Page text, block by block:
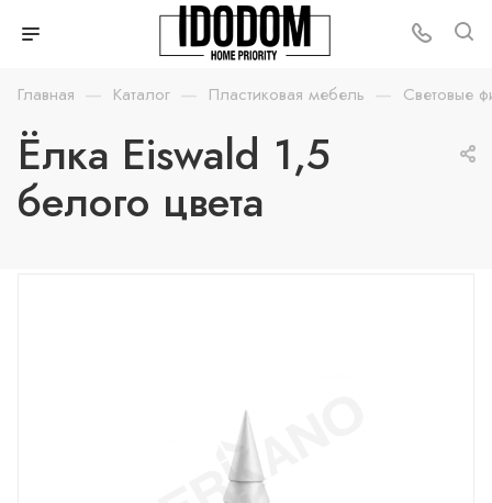
Главная — Каталог — Пластиковая мебель — Световые
Ёлка Eiswald 1,5
белого цвета